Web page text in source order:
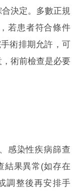
決定。多數正規
若患者符合條件
術排期允許，可
術前檢查是必要
感染性疾病篩查
結果異常(如存在
調整後再安排手